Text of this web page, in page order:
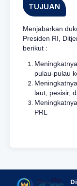
TUJUAN
Menjabarkan
Presiden RI,
berikut :
pulau-pulau
laut, pesisir,
PRL